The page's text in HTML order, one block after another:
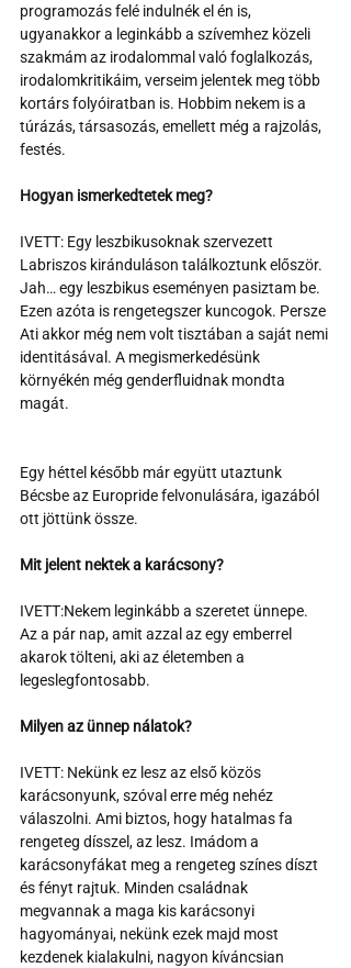
programozás felé indulnék el én is,
ugyanakkor a leginkább a szívemhez közeli
szakmám az irodalommal való foglalkozás,
irodalomkritikáim, verseim jelentek meg több
kortárs folyóiratban is. Hobbim nekem is a
túrázás, társasozás, emellett még a rajzolás,
festés.
Hogyan ismerkedtetek meg?
IVETT: Egy leszbikusoknak szervezett
Labriszos kiránduláson találkoztunk először.
Jah… egy leszbikus eseményen pasiztam be.
Ezen azóta is rengetegszer kuncogok. Persze
Ati akkor még nem volt tisztában a saját nemi
identitásával. A megismerkedésünk
környékén még genderfluidnak mondta
magát.
Egy héttel később már együtt utaztunk
Bécsbe az Europride felvonulására, igazából
ott jöttünk össze.
Mit jelent nektek a karácsony?
IVETT:Nekem leginkább a szeretet ünnepe.
Az a pár nap, amit azzal az egy emberrel
akarok tölteni, aki az életemben a
legeslegfontosabb.
Milyen az ünnep nálatok?
IVETT: Nekünk ez lesz az első közös
karácsonyunk, szóval erre még nehéz
válaszolni. Ami biztos, hogy hatalmas fa
rengeteg dísszel, az lesz. Imádom a
karácsonyfákat meg a rengeteg színes díszt
és fényt rajtuk. Minden családnak
megvannak a maga kis karácsonyi
hagyományai, nekünk ezek majd most
kezdenek kialakulni, nagyon kíváncsian